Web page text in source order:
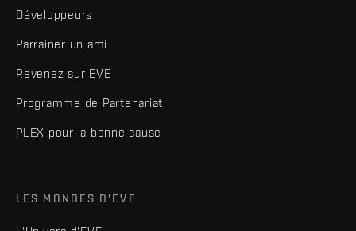
Développeurs
Parrainer un ami
Revenez sur EVE
Programme de Partenariat
PLEX pour la bonne cause
LES MONDES D'EVE